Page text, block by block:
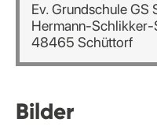
Ev. Grundschule GS
Hermann-Schlikker-
48465 Schüttorf
Bilder